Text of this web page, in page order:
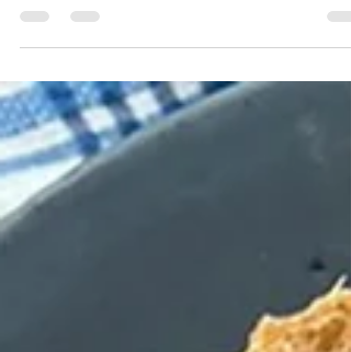
夏だ、セッタだ！Design SETTA
Sango × Sumihiko de CAFE
DESIGN SETTA SANGOがKACOMにやってきま
す！ 奈良県三郷町の雪駄は100年以上の歴史があ
ります。 そこにデザインのチカラで伝統的な雪
をモダンなファッションに昇華させたのです。
倒的な履き心地の良さと可愛さでDESIGN
SETTA...